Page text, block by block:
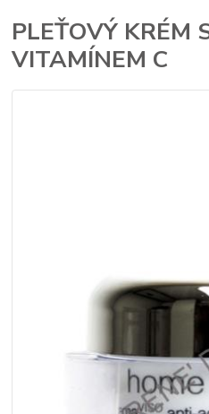
PLEŤOVÝ KRÉM
VITAMÍNEM C